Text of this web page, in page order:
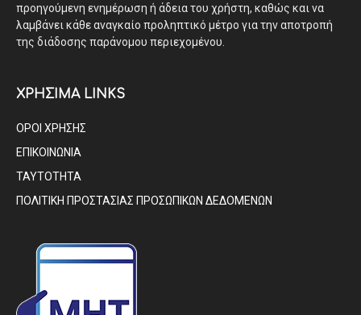
προηγούμενη ενημέρωση ή άδεια του χρήστη, καθώς και να
λαμβάνει κάθε αναγκαίο προληπτικό μέτρο για την αποτροπή
της διάδοσης παράνομου περιεχομένου.
ΧΡΗΣΙΜΑ LINKS
ΟΡΟΙ ΧΡΗΣΗΣ
ΕΠΙΚΟΙΝΩΝΙΑ
ΤΑΥΤΟΤΗΤΑ
ΠΟΛΙΤΙΚΗ ΠΡΟΣΤΑΣΙΑΣ ΠΡΟΣΩΠΙΚΩΝ ΔΕΔΟΜΕΝΩΝ